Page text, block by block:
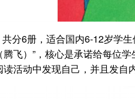
分6册，适合国内6-12岁学
飞）”，核心是承诺给每位
活动中发现自己，并且发自